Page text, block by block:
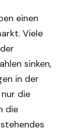
einen
Viele
sinken,
in der
die
die